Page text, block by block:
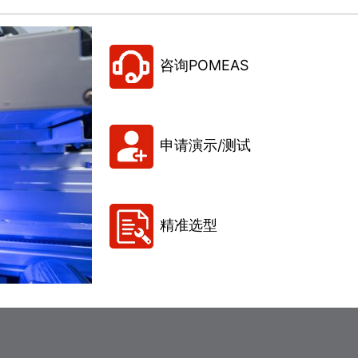
咨询POMEAS
申请演示/测试
精准选型